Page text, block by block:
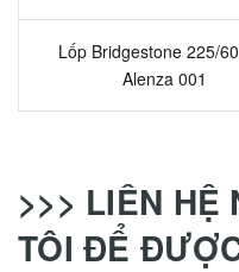
Lốp Bridgestone 225/
Alenza 001
>>> LIÊN HỆ
TÔI ĐỂ